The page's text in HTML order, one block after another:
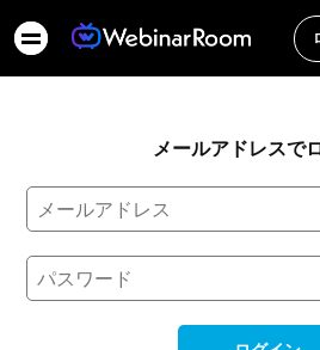
メールアドレスで